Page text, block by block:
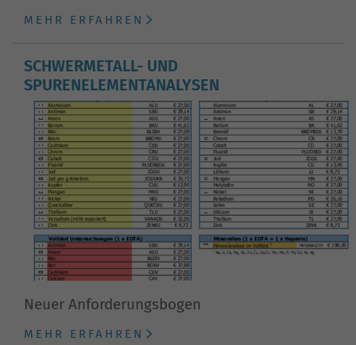
MEHR ERFAHREN
SCHWERMETALL- UND
SPURENELEMENTANALYSEN
Neuer Anforderungsbogen
MEHR ERFAHREN